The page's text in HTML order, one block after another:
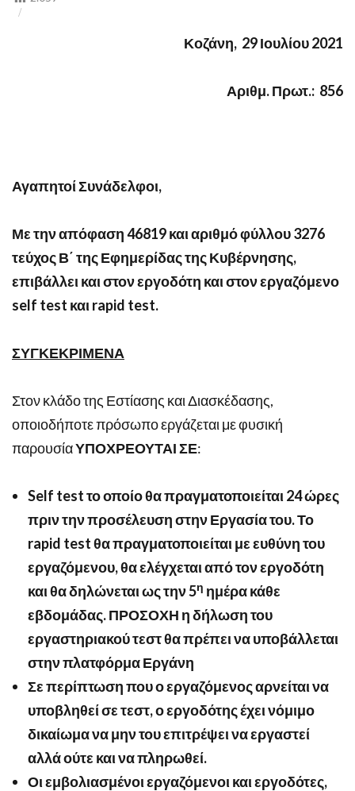
Κοζάνη, 29 Ιουλίου 2021
Αριθμ. Πρωτ.: 856
Αγαπητοί Συνάδελφοι,
Με την απόφαση 46819 και αριθμό φύλλου 3276
τεύχος Β΄ της Εφημερίδας της Κυβέρνησης,
επιβάλλει και στον εργοδότη και στον εργαζόμενο
self test και rapid test.
ΣΥΓΚΕΚΡΙΜΕΝΑ
Στον κλάδο της Εστίασης και Διασκέδασης,
οποιοδήποτε πρόσωπο εργάζεται με φυσική
παρουσίαΥΠΟΧΡΕΟΥΤΑΙ ΣΕ:
Self testτο οποίο θα πραγματοποιείται 24 ώρες
πριν την προσέλευση στην Εργασία του. Το
rapid testθα πραγματοποιείται με ευθύνη του
εργαζόμενου, θα ελέγχεται από τον εργοδότη
και θα δηλώνεται ως την 5η ημέρα κάθε
εβδομάδας. ΠΡΟΣΟΧΗ η δήλωση του
εργαστηριακού τεστ θα πρέπει να υποβάλλεται
στην πλατφόρμα Εργάνη
Σε περίπτωση που ο εργαζόμενος αρνείται να
υποβληθεί σε τεστ, ο εργοδότης έχει νόμιμο
δικαίωμα να μην του επιτρέψει να εργαστεί
αλλά ούτε και να πληρωθεί.
Οι εμβολιασμένοι εργαζόμενοι και εργοδότες,